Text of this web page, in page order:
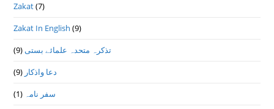
Zakat(7)
Zakat In English (9)
تذكرہ متحدہ علمائے بستى(9)
دعا واذكار (9)
سفر نامہ (1)